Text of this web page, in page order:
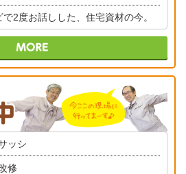
で2度お話しした、住宅資材の今。
ッシ
修